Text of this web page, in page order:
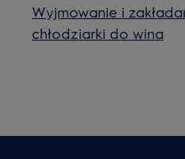
Wyjmowanie i
chłodziarki do wina